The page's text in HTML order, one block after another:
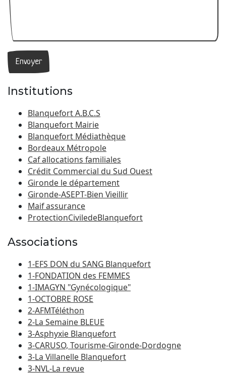
Institutions
Blanquefort A.B.C.S
Blanquefort Mairie
Blanquefort Médiathèque
Bordeaux Métropole
Caf allocations familiales
Crédit Commercial du Sud Ouest
Gironde le département
Gironde-ASEPT-Bien Vieillir
Maif assurance
ProtectionCiviledeBlanquefort
Associations
1-EFS DON du SANG Blanquefort
1-FONDATION des FEMMES
1-IMAGYN "Gynécologique"
1-OCTOBRE ROSE
2-AFMTéléthon
2-La Semaine BLEUE
3-Asphyxie Blanquefort
3-CARUSO, Tourisme-Gironde-Dordogne
3-La Villanelle Blanquefort
3-NVL-La revue